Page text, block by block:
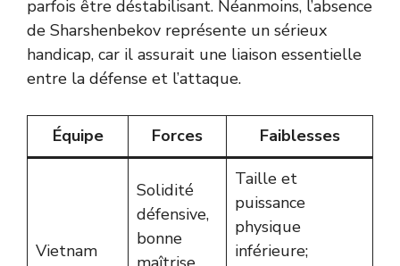
parfois être déstabilisant. Néanmoins, l’absence
de Sharshenbekov représente un sérieux
handicap, car il assurait une liaison essentielle
entre la défense et l’attaque.
Équipe Forces Faiblesses
Vietnam
Solidité
défensive,
bonne
Taille et
puissance
physique
inférieure;